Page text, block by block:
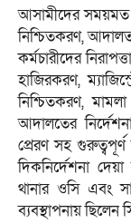
আসামীদের সময়মত
নিশ্চিতকরণ,
কর্মচারীদের
হাজিরকরণ,
নিশ্চিতকরণ,
আদালতের
প্রেরণ সহ গুরুত্বপূর্ণ
দিকনির্দেশনা
থানার ওসি এবং
ব্যবস্থাপনায়